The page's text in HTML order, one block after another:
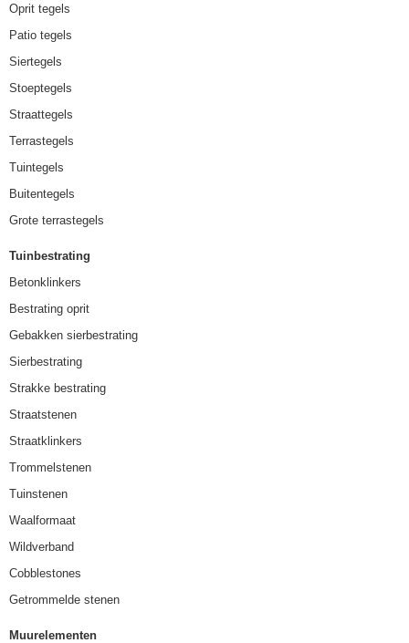
Oprit tegels
Patio tegels
Siertegels
Stoeptegels
Straattegels
Terrastegels
Tuintegels
Buitentegels
Grote terrastegels
Tuinbestrating
Betonklinkers
Bestrating oprit
Gebakken sierbestrating
Sierbestrating
Strakke bestrating
Straatstenen
Straatklinkers
Trommelstenen
Tuinstenen
Waalformaat
Wildverband
Cobblestones
Getrommelde stenen
Muurelementen